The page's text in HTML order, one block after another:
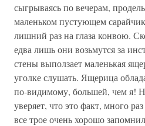
сыгрываясь по вечерам,
маленьком пустующем
лишний раз на глаза конвою.
едва лишь они возьмутся за
стены выползает маленькая
уголке слушать. Ящерица
по-видимому, большей, чем я!
уверяет, что это факт, много
все трое очень хорошо